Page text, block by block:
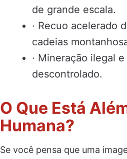
de grande escala.
· Recuo acelerado
cadeias
· Mineração ilegal
descontrolado.
O Que Está
Humana?
Se você pensa que uma